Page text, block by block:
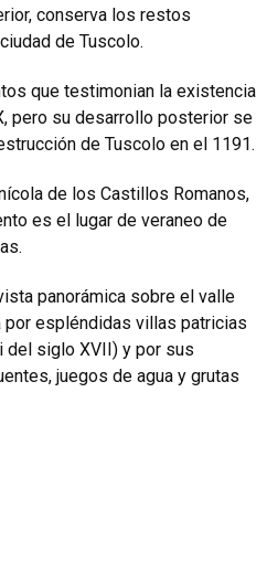
conserva los restos
de Tuscolo.
que testimonian la existencia
pero su desarrollo posterior se
de Tuscolo en el 1191.
de los Castillos Romanos,
es el lugar de veraneo de
panorámica sobre el valle
por espléndidas villas patricias
del siglo XVII) y por sus
juegos de agua y grutas